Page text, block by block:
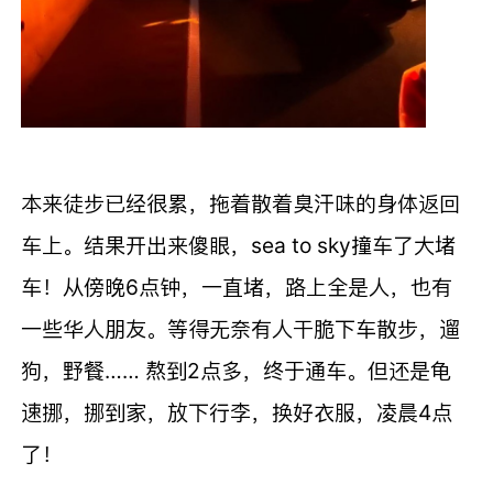
本来徒步已经很累，拖着散着臭汗味的身体返回
车上。结果开出来傻眼，sea to sky撞车了大堵
车！从傍晚6点钟，一直堵，路上全是人，也有
一些华人朋友。等得无奈有人干脆下车散步，遛
狗，野餐…… 熬到2点多，终于通车。但还是龟
速挪，挪到家，放下行李，换好衣服，凌晨4点
了！